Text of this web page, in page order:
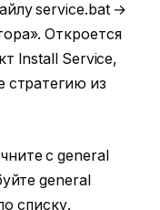
service.bat →
Откроется
Install Service,
стратегию из
с general
general
списку.